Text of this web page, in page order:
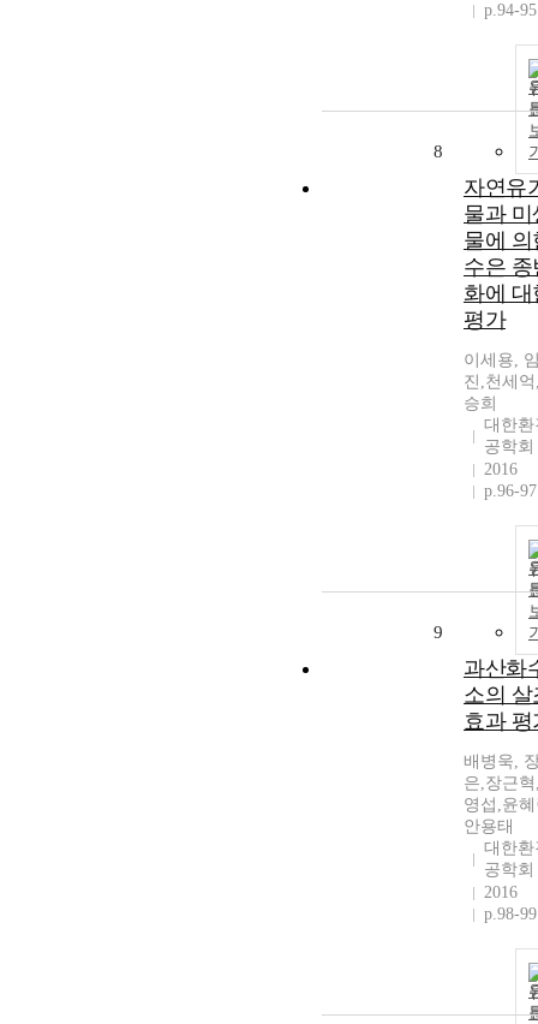
p.94-95
8
자연유
물과 미
물에 의
수은 종
화에 대
평가
이세용,
진,천세
승희
대한환
공학회
2016
p.96-97
9
과산화
소의 살
효과 평
배병욱,
은,장근
영섭,윤
안용태
대한환
공학회
2016
p.98-99